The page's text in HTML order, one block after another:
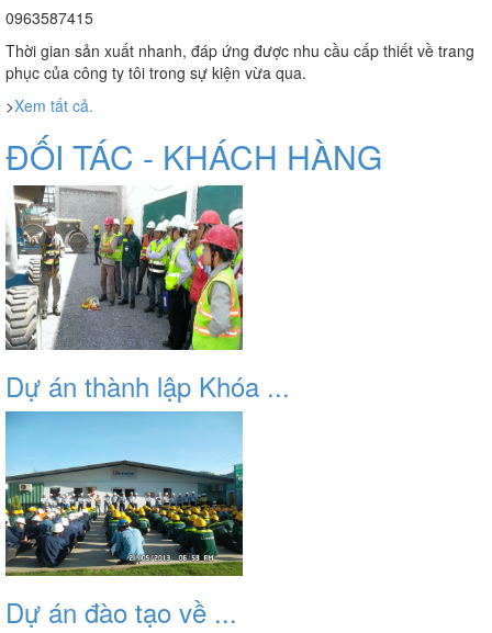
0963587415
Thời gian sản xuất nhanh, đáp ứng được nhu cầu cấp thiết về trang
phục của công ty tôi trong sự kiện vừa qua.
>Xem tất cả.
ĐỐI TÁC - KHÁCH HÀNG
Dự án thành lập Khóa ...
Dự án đào tạo về ...